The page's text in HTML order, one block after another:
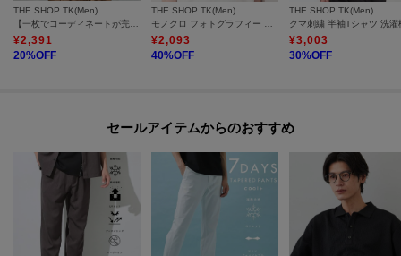
THE SHOP TK(Men)
¥2,391
20%OFF
THE SHOP TK(Men)
¥2,093
40%OFF
THE SHOP TK(Men)
¥3,003
30%OFF
セールアイテムからのおすすめ